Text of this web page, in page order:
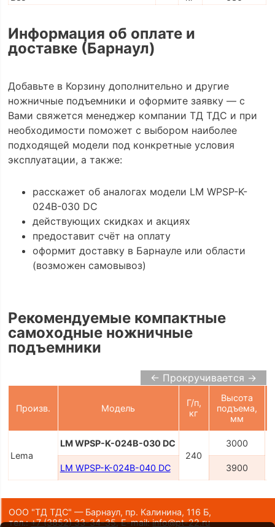
Информация об оплате и
доставке (Барнаул)
Добавьте в Корзину дополнительно и другие
ножничные подъемники и оформите заявку — с
Вами свяжется менеджер компании ТД ТДС и при
необходимости поможет с выбором наиболее
подходящей модели под конкретные условия
эксплуатации, а также:
расскажет об аналогах модели LM WPSP-K-
024B-030 DC
действующих скидках и акциях
предоставит счёт на оплату
оформит доставку в Барнауле или области
(возможен самовывоз)
Рекомендуемые компактные
самоходные ножничные
подъемники
← Прокручивается →
Произв. Модель
Г/п,
кг
Высота
подъема,
мм
Lema
LM WPSP-K-024B-030 DC
240
3000
LM WPSP-K-024B-040 DC 3900
ООО "ТД ТДС" — Барнаул, пр. Калинина, 116 Б,
тел.:+7 (3852) 33-34-35,E-mail:info@pt-22.ru